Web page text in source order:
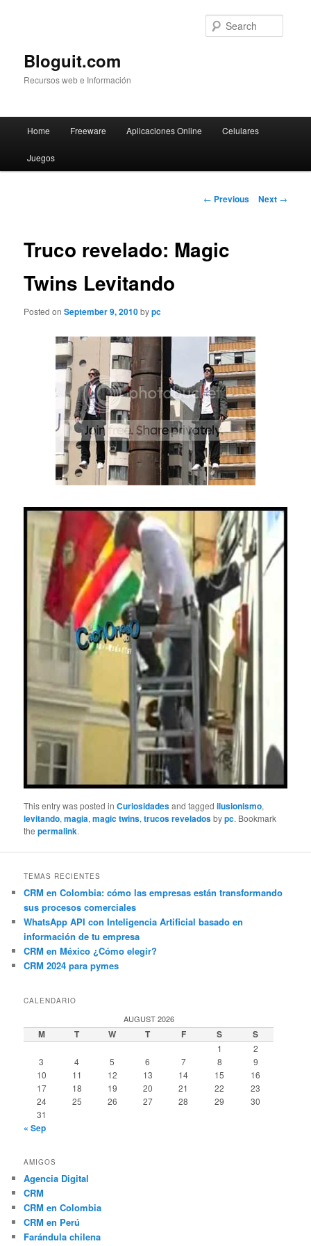
Bloguit.com
Recursos web e Información
Skip
to
Home Freeware Aplicaciones Online Celulares
Juegos
Post
← Previous Next →
Truco revelado: Magic
Twins Levitando
Posted onSeptember 9, 2010bypc
This entry was posted inCuriosidadesand taggedilusionismo,
levitando,magia,magic twins,trucos reveladosbypc. Bookmark
thepermalink.
TEMAS RECIENTES
CRM en Colombia: cómo las empresas están transformando
sus procesos comerciales
WhatsApp API con Inteligencia Artificial basado en
información de tu empresa
CRM en México ¿Cómo elegir?
CRM 2024 para pymes
CALENDARIO
AUGUST 2026
M T W T F S S
1
2
3
4 5 6 7 8
9
10
11 12 13 14 15
16
17
18 19 20 21 22
23
24
25 26 27 28 29
30
31
« Sep
AMIGOS
Agencia Digital
CRM
CRM en Colombia
CRM en Perú
Farándula chilena